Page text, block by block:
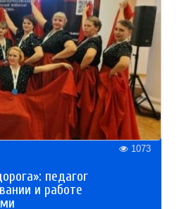
1073
педагог
и работе